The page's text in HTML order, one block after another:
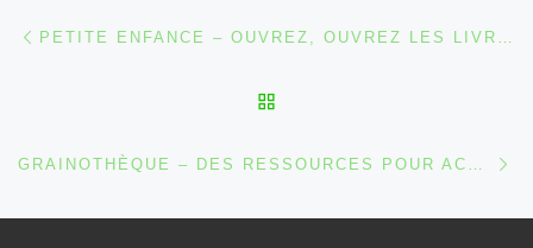
Parcourir les articles